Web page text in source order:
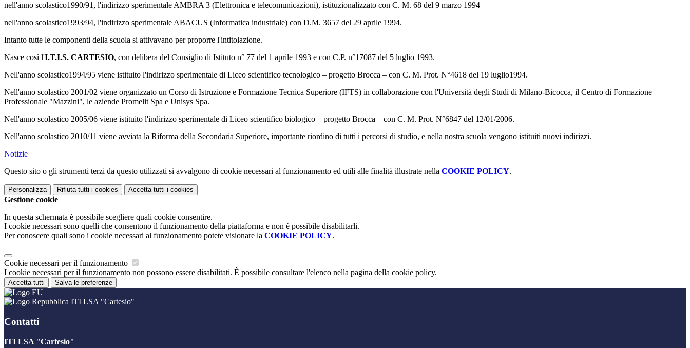
nell'anno scolastico1990/91, l'indirizzo sperimentale AMBRA 3 (Elettronica e telecomunicazioni), istituzionalizzato con C. M. 68 del 9 marzo 1994
nell'anno scolastico1993/94, l'indirizzo sperimentale ABACUS (Informatica industriale) con D.M. 3657 del 29 aprile 1994.
Intanto tutte le componenti della scuola si attivavano per proporre l'intitolazione.
Nasce così l'I.T.I.S. CARTESIO, con delibera del Consiglio di Istituto n° 77 del 1 aprile 1993 e con C.P. n°17087 del 5 luglio 1993.
Nell'anno scolastico1994/95 viene istituito l'indirizzo sperimentale di Liceo scientifico tecnologico – progetto Brocca – con C. M. Prot. N°4618 del 19 luglio1994.
Nell'anno scolastico 2001/02 viene organizzato un Corso di Istruzione e Formazione Tecnica Superiore (IFTS) in collaborazione con l'Università degli Studi di Milano-Bicocca, il Centro di Formazione
Professionale "Mazzini", le aziende Promelit Spa e Unisys Spa.
Nell'anno scolastico 2005/06 viene istituito l'indirizzo sperimentale di Liceo scientifico biologico – progetto Brocca – con C. M. Prot. N°6847 del 12/01/2006.
Nell'anno scolastico 2010/11 viene avviata la Riforma della Secondaria Superiore, importante riordino di tutti i percorsi di studio, e nella nostra scuola vengono istituiti nuovi indirizzi.
Notizie
Questo sito o gli strumenti terzi da questo utilizzati si avvalgono di cookie necessari al funzionamento ed utili alle finalità illustrate nella COOKIE POLICY.
Personalizza Rifiuta tutti i cookies Accetta tutti i cookies
Gestione cookie
In questa schermata è possibile scegliere quali cookie consentire.
I cookie necessari sono quelli che consentono il funzionamento della piattaforma e non è possibile disabilitarli.
Per conoscere quali sono i cookie necessari al funzionamento potete visionare la COOKIE POLICY.
Cookie necessari per il funzionamento
I cookie necessari per il funzionamento non possono essere disabilitati. È possibile consultare l'elenco nella pagina della cookie policy.
Accetta tutti Salva le preferenze
ITI LSA "Cartesio"
Contatti
ITI LSA "Cartesio"